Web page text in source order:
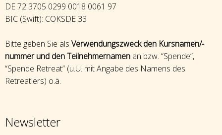
DE 72 3705 0299 0018 0061 97
BIC (Swift): COKSDE 33
Bitte geben Sie als Verwendungszweck den Kursnamen/-
nummer und den Teilnehmernamen an bzw. “Spende”,
“Spende Retreat” (u.U. mit Angabe des Namens des
Retreatlers) o.ä.
Newsletter